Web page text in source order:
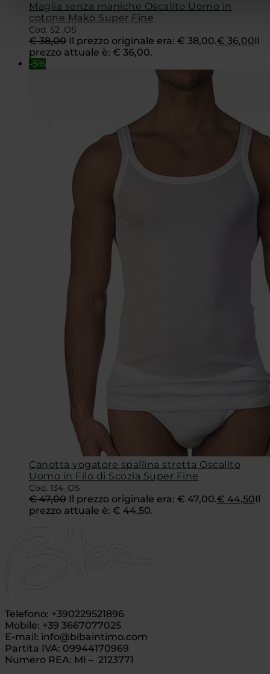
Maglia senza maniche Oscalito Uomo in
cotone Makò Super Fine
Cod. 52_OS
€38,00 Il prezzo originale era: € 38,00.€ 36,00Il
prezzo attuale è: € 36,00.
-5%
Canotta vogatore spallina stretta Oscalito
Uomo in Filo di Scozia Super Fine
Cod. 134_OS
€47,00 Il prezzo originale era: € 47,00.€ 44,50Il
prezzo attuale è: € 44,50.
Telefono: +390229521896
Mobile: +39 3667077025
E-mail: info@bibaintimo.com
Partita IVA: 09944170969
Numero REA: MI – 2123771